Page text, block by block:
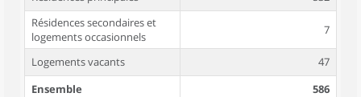
Résidences secondaires et
logements occasionnels
7
Logements vacants
47
Ensemble
586